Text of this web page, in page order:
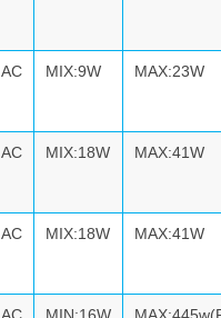
AC MIX:9W MAX:23W
AC MIX:18W MAX:41W
AC MIX:18W MAX:41W
AC MIN:16W